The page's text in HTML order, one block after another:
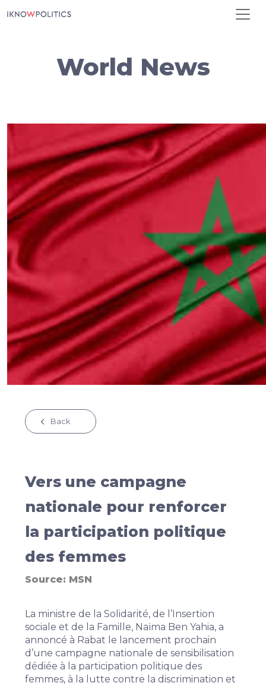
World News
Back
Vers une campagne
nationale pour renforcer
la participation politique
des femmes
Source: MSN
La ministre de la Solidarité, de l’Insertion
sociale et de la Famille, Naïma Ben Yahia, a
annoncé à Rabat le lancement prochain
d’une campagne nationale de sensibilisation
dédiée à la participation politique des
femmes, à la lutte contre la discrimination et